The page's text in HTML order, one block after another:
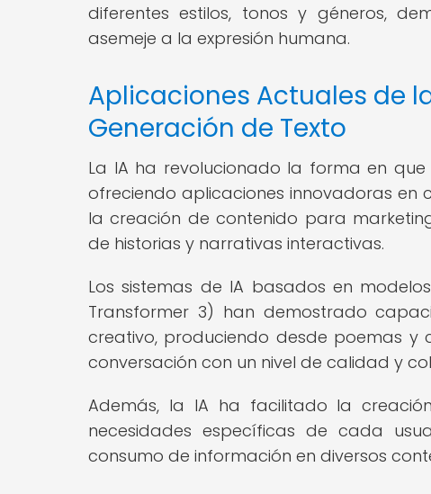
diferentes estilos, tonos y géneros,
asemeje a la expresión humana.
Aplicaciones Actuales de
Generación de Texto
La IA ha revolucionado la forma en
ofreciendo aplicaciones innovadoras
la creación de contenido para
de historias y narrativas interactivas.
Los sistemas de IA basados en
Transformer 3) han demostrado
creativo, produciendo desde poemas
conversación con un nivel de calidad y
Además, la IA ha facilitado la
necesidades específicas de cada
consumo de información en diversos